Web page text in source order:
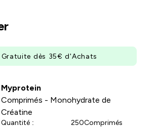
Gratuite dès 35€ d'Achats
Myprotein
Comprimés - Monohydrate de
Créatine
Quantité : 250Comprimés